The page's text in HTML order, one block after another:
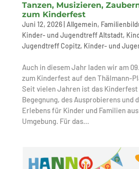
Tanzen, Musizieren,
zum Kinderfest
Juni 12, 2026| Allgemein,
Kinder- und Jugendtreff Altstadt,
Jugendtreff Copitz, Kinder- und
Auch in diesem Jahr laden wir am
zum Kinderfest auf den Thälmann-
Seit vielen Jahren ist das
Begegnung, des Ausprobierens und
Erlebens für Kinder und Familien
Umgebung. Für das...